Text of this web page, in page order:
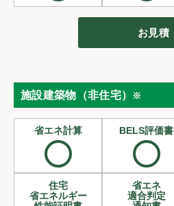
お見積
施設建築物（非住宅） ※
省エネ計算 BELS評価書
住宅
省エネルギー
省エネ
適合判定